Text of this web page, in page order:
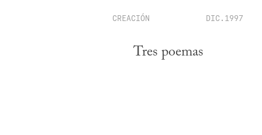
CREACIÓN DIC.1997
Tres poemas